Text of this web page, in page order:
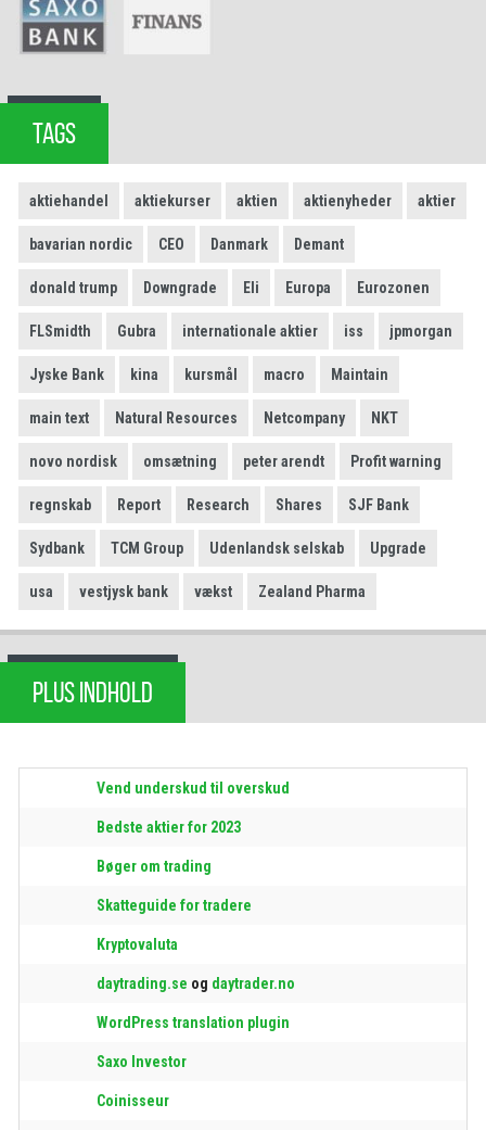
TAGS
aktiehandel aktiekurser aktien aktienyheder aktier
bavarian nordic CEO Danmark Demant
donald trump Downgrade Eli Europa Eurozonen
FLSmidth Gubra internationale aktier iss jpmorgan
Jyske Bank kina kursmål macro Maintain
main text Natural Resources Netcompany NKT
novo nordisk omsætning peter arendt Profit warning
regnskab Report Research Shares SJF Bank
Sydbank TCM Group Udenlandsk selskab Upgrade
usa vestjysk bank vækst Zealand Pharma
PLUS INDHOLD
Vend underskud til overskud
Bedste aktier for 2023
Bøger om trading
Skatteguide for tradere
Kryptovaluta
daytrading.se og daytrader.no
WordPress translation plugin
Saxo Investor
Coinisseur